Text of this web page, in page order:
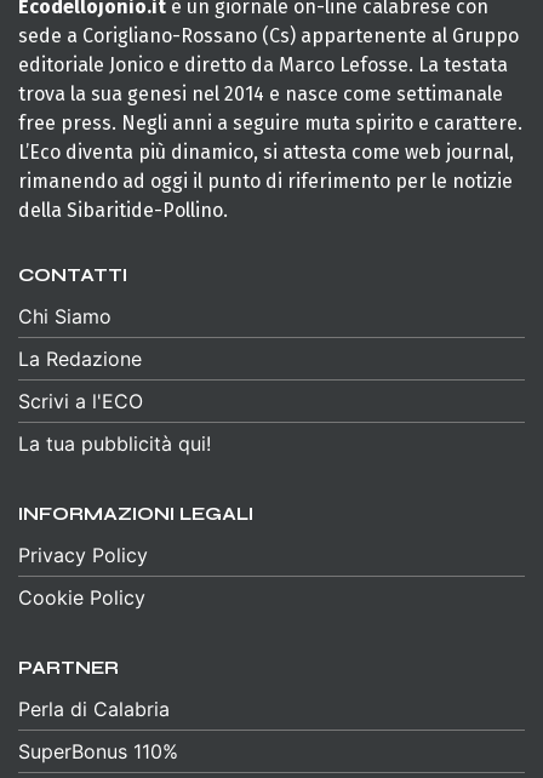
Ecodellojonio.it è un giornale on-line calabrese con
sede a Corigliano-Rossano (Cs) appartenente al Gruppo
editoriale Jonico e diretto da Marco Lefosse. La testata
trova la sua genesi nel 2014 e nasce come settimanale
free press. Negli anni a seguire muta spirito e carattere.
L’Eco diventa più dinamico, si attesta come web journal,
rimanendo ad oggi il punto di riferimento per le notizie
della Sibaritide-Pollino.
CONTATTI
Chi Siamo
La Redazione
Scrivi a l'ECO
La tua pubblicità qui!
INFORMAZIONI LEGALI
Privacy Policy
Cookie Policy
PARTNER
Perla di Calabria
SuperBonus 110%